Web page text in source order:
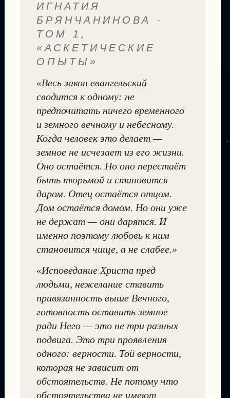
ИГНАТИЯ
БРЯНЧАНИНОВА ·
ТОМ 1,
«АСКЕТИЧЕСКИЕ
ОПЫТЫ»
«Весь закон евангельский
сводится к одному: не
предпочитать ничего временного
и земного вечному и небесному.
Когда человек это делает —
земное не исчезает из его жизни.
Оно остаётся. Но оно перестаёт
быть тюрьмой и становится
даром. Отец остаётся отцом.
Дом остаётся домом. Но они уже
не держат — они дарятся. И
именно поэтому любовь к ним
становится чище, а не слабее.»
«Исповедание Христа пред
людьми, нежелание ставить
привязанность выше Вечного,
готовность оставить земное
ради Него — это не три разных
подвига. Это три проявления
одного: верности. Той верности,
которая не зависит от
обстоятельств. Не потому что
обстоятельства не имеют